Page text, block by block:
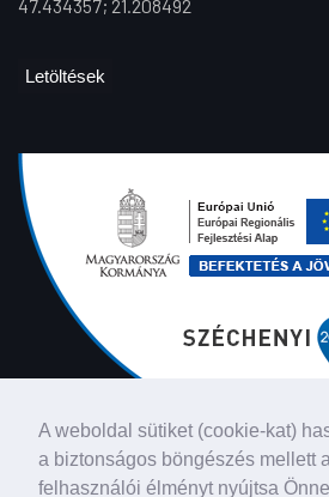
A weboldal sütiket (cookie-kat)
a biztonságos böngészés mellett
felhasználói élményt nyújtsa
47.434357; 21.208492
Letöltések
©2026 Minden jog fenntartva |